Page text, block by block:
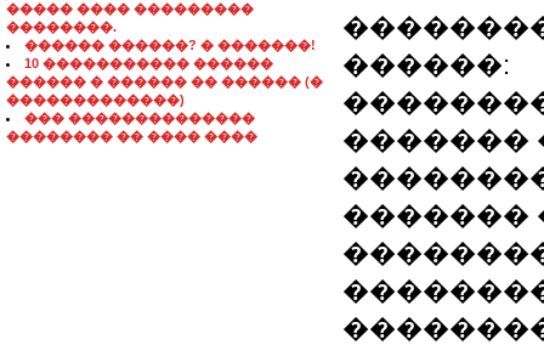
����� ���� ���������
��������.
������ ������? � �������!
10 ����������� ������
������ � ������ �� ������ (�
�������������)
��� ��������������
�������� �� ���� ����
������:
�������
�������